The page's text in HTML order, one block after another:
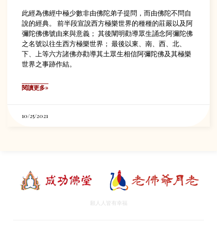
此經為佛經中極少數非由佛陀弟子提問，而由佛陀不問自
說的經典。 前半段宣說西方極樂世界的種種的莊嚴以及阿
彌陀佛佛號由來與意義； 其後闡明勸導眾生誦念阿彌陀佛
之名號以往生西方極樂世界； 最後以東、南、西、北、
下、上等六方諸佛亦勸導其土眾生相信阿彌陀佛及其極樂
世界之事跡作結。
閱讀更多»
10/25/2021
願人人皆有幸福